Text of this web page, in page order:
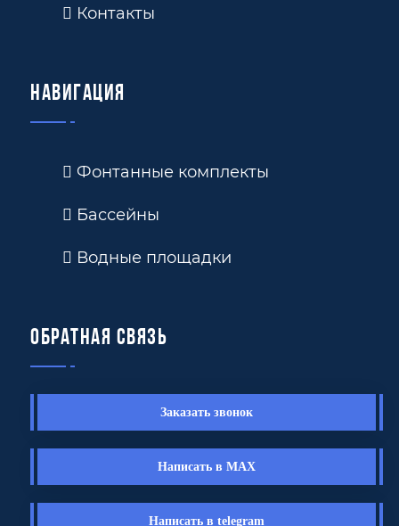
Контакты
Навигация
Фонтанные комплекты
Бассейны
Водные площадки
Обратная связь
Заказать звонок
Написать в MAX
Написать в telegram